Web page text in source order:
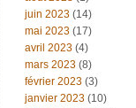
juin 2023 (14)
mai 2023 (17)
avril 2023 (4)
mars 2023 (8)
février 2023 (3)
janvier 2023 (10)